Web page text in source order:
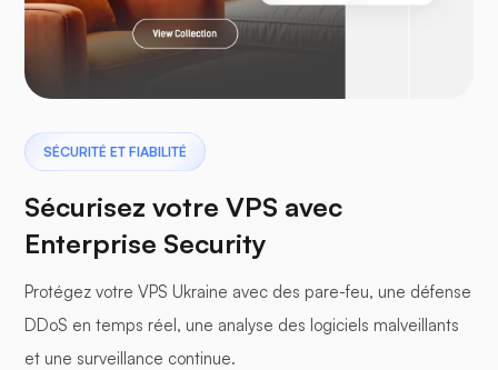
SÉCURITÉ ET FIABILITÉ
Sécurisez votre VPS avec
Enterprise Security
Protégez votre VPS Ukraine avec des pare-feu, une défense
DDoS en temps réel, une analyse des logiciels malveillants
et une surveillance continue.